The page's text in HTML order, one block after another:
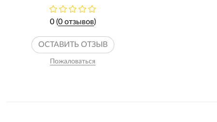
0 (0 отзывов)
ОСТАВИТЬ ОТЗЫВ
Пожаловаться